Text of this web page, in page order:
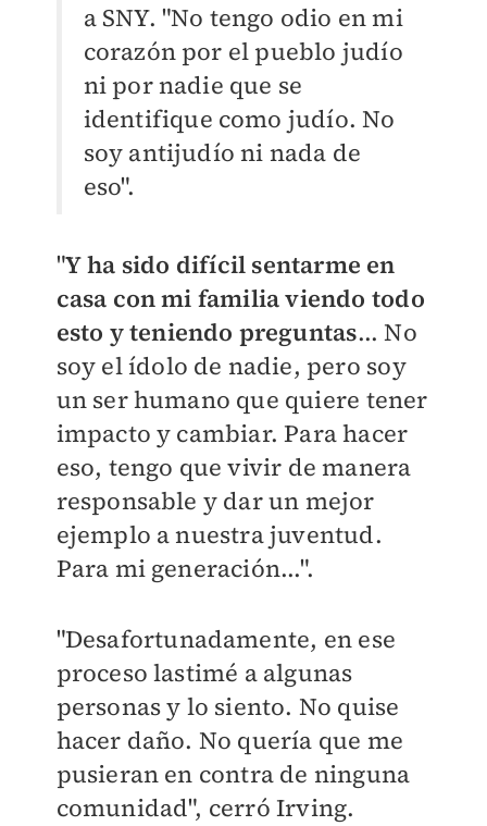
a SNY. "No tengo odio en mi
corazón por el pueblo judío
ni por nadie que se
identifique como judío. No
soy antijudío ni nada de
eso".
"Y ha sido difícil sentarme en
casa con mi familia viendo todo
esto y teniendo preguntas... No
soy el ídolo de nadie, pero soy
un ser humano que quiere tener
impacto y cambiar. Para hacer
eso, tengo que vivir de manera
responsable y dar un mejor
ejemplo a nuestra juventud.
Para mi generación...".
"Desafortunadamente, en ese
proceso lastimé a algunas
personas y lo siento. No quise
hacer daño. No quería que me
pusieran en contra de ninguna
comunidad", cerró Irving.